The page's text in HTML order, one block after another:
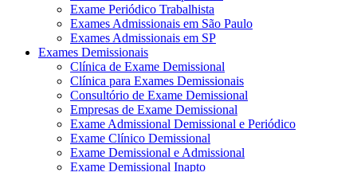
Exame Periódico Trabalhista
Exames Admissionais em São Paulo
Exames Admissionais em SP
Exames Demissionais
Clínica de Exame Demissional
Clínica para Exames Demissionais
Consultório de Exame Demissional
Empresas de Exame Demissional
Exame Admissional Demissional e Periódico
Exame Clínico Demissional
Exame Demissional e Admissional
Exame Demissional Inapto